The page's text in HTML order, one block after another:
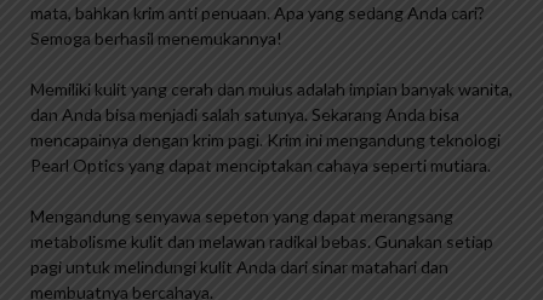
mata, bahkan krim anti penuaan. Apa yang sedang Anda cari?
Semoga berhasil menemukannya!
Memiliki kulit yang cerah dan mulus adalah impian banyak wanita,
dan Anda bisa menjadi salah satunya. Sekarang Anda bisa
mencapainya dengan krim pagi. Krim ini mengandung teknologi
Pearl Optics yang dapat menciptakan cahaya seperti mutiara.
Mengandung senyawa sepeton yang dapat merangsang
metabolisme kulit dan melawan radikal bebas. Gunakan setiap
pagi untuk melindungi kulit Anda dari sinar matahari dan
membuatnya bercahaya.